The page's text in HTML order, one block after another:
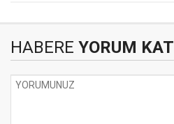
HABERE YORUM KAT